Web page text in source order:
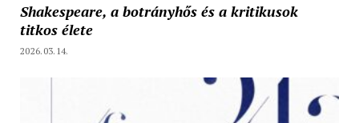
Shakespeare, a botrányhős és a kritikusok
titkos élete
2026.03.14.